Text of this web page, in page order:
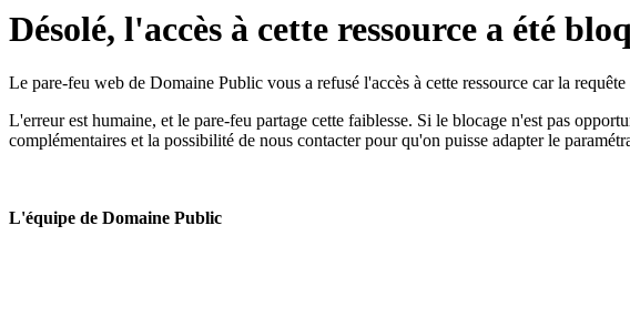
Désolé, l'accès à cette ressource a été
Le pare-feu web de Domaine Public vous a refusé l'accès à cette ressource car la
L'erreur est humaine, et le pare-feu partage cette faiblesse. Si le blocage n'est pas
complémentaires et la possibilité de nous contacter pour qu'on puisse adapter le
L'équipe de Domaine Public